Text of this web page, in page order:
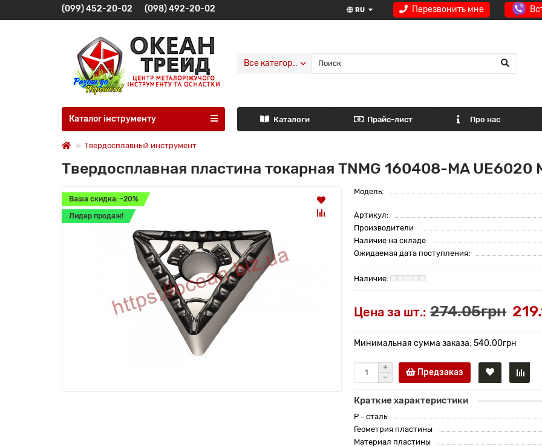
Перезвонить мне
RU
(099) 452-20-02 (098) 492-20-02
Все категории
Каталог інструменту Каталоги Прайс-лист Про нас
Твердосплавный инструмент
Твердосплавная пластина токарная TNMG 160408-MA UE6020
Ваша скидка: -20%
Лидер продаж!
Модель:
Артикул:
Производители
Наличие на складе
Ожидаемая дата поступления:
Цена за шт.: 274.05грн
Минимальная сумма заказа: 540.00грн
Предзаказ
Краткие характеристики
P - сталь
Геометрия пластины
Материал пластины